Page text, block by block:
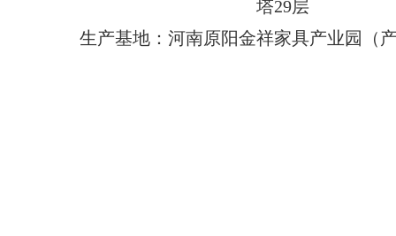
塔29层
生产基地：河南原阳金祥家具产业园（